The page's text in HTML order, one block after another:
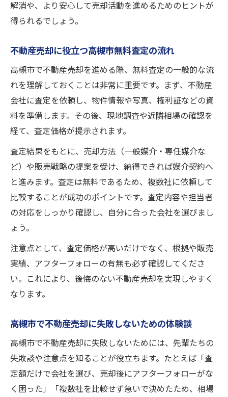
解消や、より安心して売却活動を進めるためのヒントが
得られるでしょう。
不動産売却に役立つ高槻市無料査定の流れ
高槻市で不動産売却を進める際、無料査定の一般的な流
れを理解しておくことは非常に重要です。まず、不動産
会社に査定を依頼し、物件情報や写真、権利証などの資
料を準備します。その後、現地調査や近隣相場の確認を
経て、査定価格が提示されます。
査定結果をもとに、売却方法（一般媒介・専任媒介な
ど）や販売戦略の提案を受け、納得できれば媒介契約へ
と進みます。査定は無料であるため、複数社に依頼して
比較することが成功のポイントです。査定内容や担当者
の対応をしっかり確認し、自分に合った会社を選びまし
ょう。
注意点として、査定価格が高いだけでなく、根拠や販売
実績、アフターフォローの有無も必ず確認してくださ
い。これにより、後悔のない不動産売却を実現しやすく
なります。
高槻市で不動産売却に失敗しないための体験談
高槻市で不動産売却に失敗しないためには、先輩たちの
失敗談や注意点を知ることが役立ちます。たとえば「査
定額だけで会社を選び、売却後にアフターフォローがな
く困った」「複数社を比較せず急いで決めたため、相場